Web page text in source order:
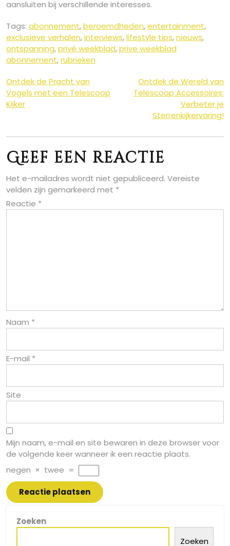
aansluiten bij verschillende interesses.
Tags: abonnement,beroemdheden,entertainment,
exclusieve verhalen,interviews,lifestyle tips,nieuws,
ontspanning,privé weekblad,prive weekblad
abonnement,rubrieken
Berichtnavigatie
Ontdek de Pracht van
Vogels met een Telescoop
Kijker
Ontdek de Wereld van
Telescoop Accessoires:
Verbeter je
Sterrenkijkervaring!
Geef een reactie
Het e-mailadres wordt niet gepubliceerd. Vereiste
velden zijn gemarkeerd met *
Reactie *
Naam *
E-mail *
Site
Mijn naam, e-mail en site bewaren in deze browser voor
de volgende keer wanneer ik een reactie plaats.
negen × twee =
Zoeken
Zoeken